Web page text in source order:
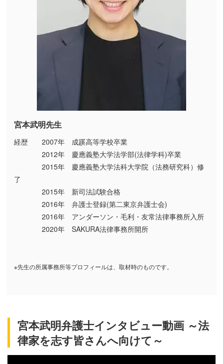
宮本武明先生
経歴 2007年 成蹊高等学校卒業
2012年 慶應義塾大学法学部(法律学科)卒業
2015年 慶應義塾大学法科大学院（法務研究科）修
了
2015年 新司法試験合格
2016年 弁護士登録(第二東京弁護士会)
2016年 アンダーソン・毛利・友常法律事務所入所
2020年 SAKURA法律事務所開所
※先生の所属事務所等プロフィールは、取材時のものです。
宮本武明弁護士インタビュー動画 ～法
律家を志す皆さんへ向けて～